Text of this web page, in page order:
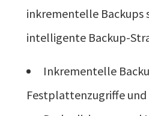
inkrementelle Backups
intelligente Backup-
Inkrementelle
Festplattenzugriffe